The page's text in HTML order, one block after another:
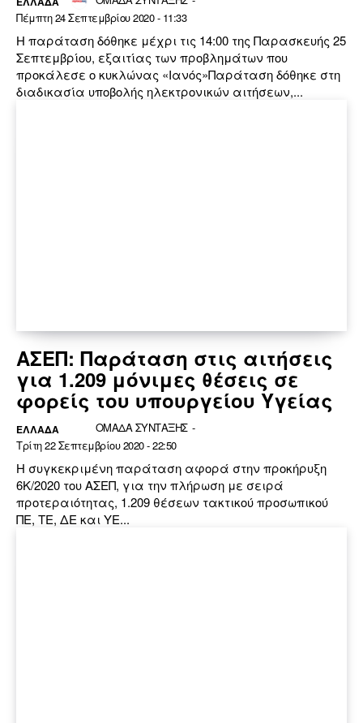
Πέμπτη 24 Σεπτεμβρίου 2020 - 11:33
Η παράταση δόθηκε μέχρι τις 14:00 της Παρασκευής 25
Σεπτεμβρίου, εξαιτίας των προβλημάτων που
προκάλεσε ο κυκλώνας «Ιανός»Παράταση δόθηκε στη
διαδικασία υποβολής ηλεκτρονικών αιτήσεων,...
ΑΣΕΠ: Παράταση στις αιτήσεις
για 1.209 μόνιμες θέσεις σε
φορείς του υπουργείου Υγείας
ΕΛΛΆΔΑ ΟΜΑΔΑ ΣΥΝΤΑΞΗΣ -
Τρίτη 22 Σεπτεμβρίου 2020 - 22:50
Η συγκεκριμένη παράταση αφορά στην προκήρυξη
6Κ/2020 του ΑΣΕΠ, για την πλήρωση με σειρά
προτεραιότητας, 1.209 θέσεων τακτικού προσωπικού
ΠΕ, ΤΕ, ΔΕ και ΥΕ...